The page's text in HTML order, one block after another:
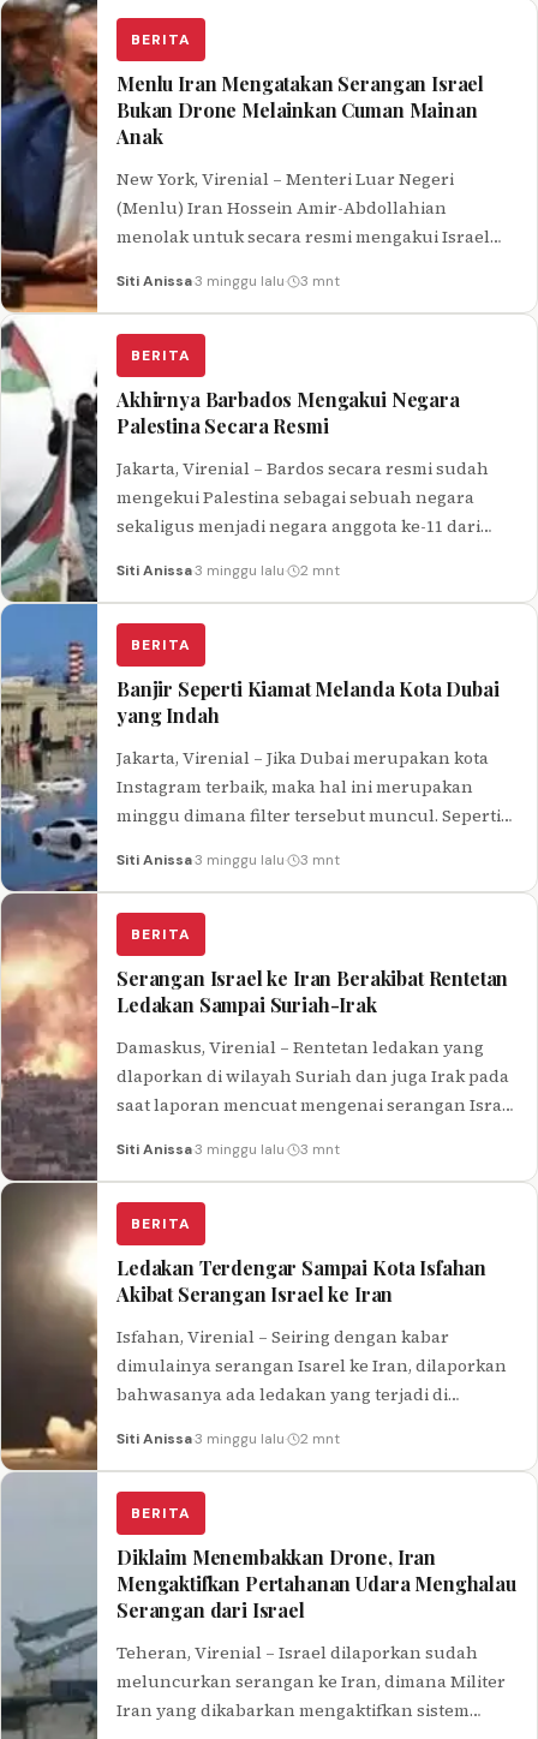
BERITA
Menlu Iran Mengatakan Serangan Israel
Bukan Drone Melainkan Cuman Mainan
Anak
New York, Virenial – Menteri Luar Negeri
(Menlu) Iran Hossein Amir-Abdollahian
menolak untuk secara resmi mengakui Israel
Amir-Abdollahian…
Siti Anissa·3 minggu lalu· 3 mnt
BERITA
Akhirnya Barbados Mengakui Negara
Palestina Secara Resmi
Jakarta, Virenial – Bardos secara resmi sudah
mengekui Palestina sebagai sebuah negara
sekaligus menjadi negara anggota ke-11 dari
memberikan…
Siti Anissa·3 minggu lalu· 2 mnt
BERITA
Banjir Seperti Kiamat Melanda Kota Dubai
yang Indah
Jakarta, Virenial – Jika Dubai merupakan kota
Instagram terbaik, maka hal ini merupakan
minggu dimana filter tersebut muncul. Seperti
Siti Anissa·3 minggu lalu· 3 mnt
BERITA
Serangan Israel ke Iran Berakibat Rentetan
Ledakan Sampai Suriah-Irak
Damaskus, Virenial – Rentetan ledakan yang
dlaporkan di wilayah Suriah dan juga Irak pada
saat laporan mencuat mengenai serangan Israel
Siti Anissa·3 minggu lalu· 3 mnt
BERITA
Ledakan Terdengar Sampai Kota Isfahan
Akibat Serangan Israel ke Iran
Isfahan, Virenial – Seiring dengan kabar
dimulainya serangan Isarel ke Iran, dilaporkan
bahwasanya ada ledakan yang terjadi di
Siti Anissa·3 minggu lalu· 2 mnt
BERITA
Diklaim Menembakkan Drone, Iran
Mengaktifkan Pertahanan Udara Menghalau
Serangan dari Israel
Teheran, Virenial – Israel dilaporkan sudah
meluncurkan serangan ke Iran, dimana Militer
Iran yang dikabarkan mengaktifkan sistem